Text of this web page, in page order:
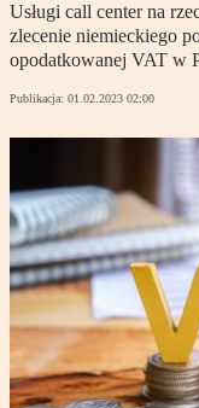
Usługi call center na
zlecenie niemieckiego
opodatkowanej VAT w
Publikacja: 01.02.2023 02:00